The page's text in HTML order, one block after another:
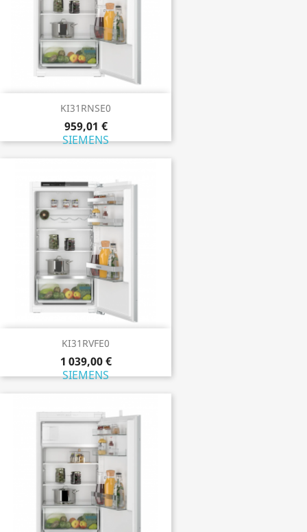
KI31RNSE0
959,01 €
SIEMENS
KI31RVFE0
1 039,00 €
SIEMENS